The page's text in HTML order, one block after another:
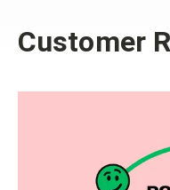
Customer